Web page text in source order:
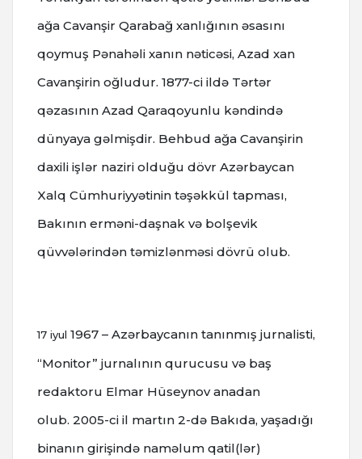
ağa Cavanşir Qarabağ xanlığının əsasını
qoymuş Pənahəli xanın nəticəsi, Azad xan
Cavanşirin oğludur. 1877-ci ildə Tərtər
qəzasının Azad Qaraqoyunlu kəndində
dünyaya gəlmişdir. Behbud ağa Cavanşirin
daxili işlər naziri olduğu dövr Azərbaycan
Xalq Cümhuriyyətinin təşəkkül tapması,
Bakının erməni-daşnak və bolşevik
qüvvələrindən təmizlənməsi dövrü olub.
17 iyul 1967 – Azərbaycanın tanınmış jurnalisti,
“Monitor” jurnalının qurucusu və baş
redaktoru Elmar Hüseynov anadan
olub. 2005-ci il martın 2-də Bakıda, yaşadığı
binanın girişində naməlum qatil(lər)